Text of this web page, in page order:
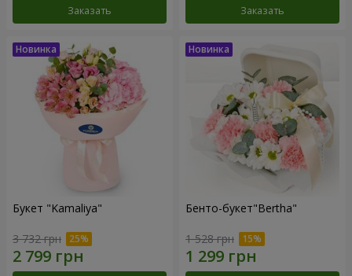
Заказать Заказать
Букет "Kamaliya"
3 732 грн
Бенто-букет"Bertha"
1 528 грн